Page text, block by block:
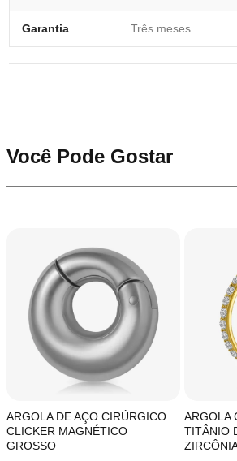
Garantia Três meses
Você Pode Gostar
ARGOLA DE AÇO CIRÚRGICO
CLICKER MAGNÉTICO
GROSSO
ARGOLA
TITÂNIO